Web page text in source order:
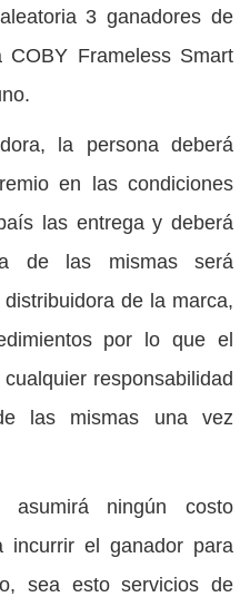
3 ganadores de
Frameless Smart
la persona deberá
en las condiciones
las entrega y deberá
de las mismas será
de la marca,
por lo que el
responsabilidad
las mismas una vez
ningún costo
incurrir el ganador para
sea esto servicios de